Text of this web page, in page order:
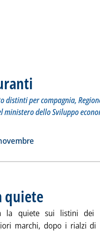
distinti per compagnia,
dello Sviluppo
carburanti'
quiete
la quiete sui listini dei
marchi, dopo i rialzi di